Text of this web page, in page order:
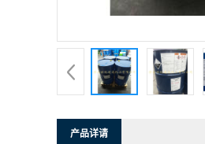
产品详请